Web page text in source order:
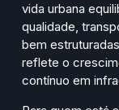
vida urbana
qualidade,
bem
reflete o
contínuo em